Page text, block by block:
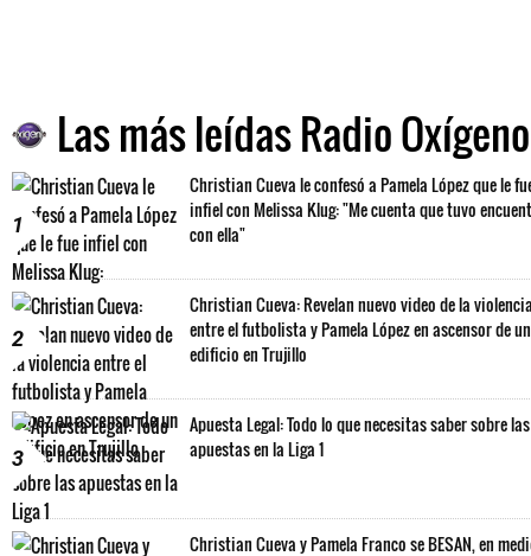
Las más leídas Radio Oxígeno
1
Christian Cueva le confesó a Pamela López que le
infiel con Melissa Klug: "Me cuenta que tuvo
con ella"
2
Christian Cueva: Revelan nuevo video de la
entre el futbolista y Pamela López en ascensor de un
edificio en Trujillo
3
Apuesta Legal: Todo lo que necesitas saber sobre las
apuestas en la Liga 1
Christian Cueva y Pamela Franco se BESAN, en